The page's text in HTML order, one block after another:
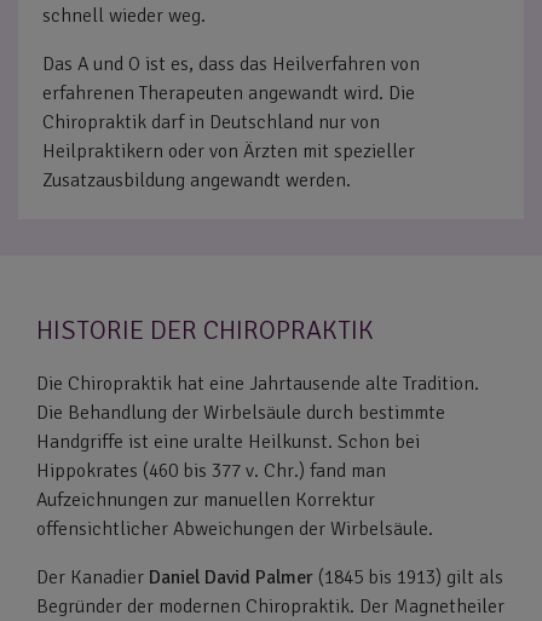
schnell wieder weg.
Das A und O ist es, dass das Heilverfahren von
erfahrenen Therapeuten angewandt wird. Die
Chiropraktik darf in Deutschland nur von
Heilpraktikern oder von Ärzten mit spezieller
Zusatzausbildung angewandt werden.
HISTORIE DER CHIROPRAKTIK
Die Chiropraktik hat eine Jahrtausende alte Tradition.
Die Behandlung der Wirbelsäule durch bestimmte
Handgriffe ist eine uralte Heilkunst. Schon bei
Hippokrates (460 bis 377 v. Chr.) fand man
Aufzeichnungen zur manuellen Korrektur
offensichtlicher Abweichungen der Wirbelsäule.
Der Kanadier Daniel David Palmer (1845 bis 1913) gilt als
Begründer der modernen Chiropraktik. Der Magnetheiler